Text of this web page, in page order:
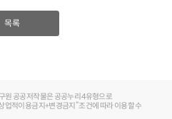
목록
원 공공저작물은 공공누리 4유형으로
업적이용금지+변경금지” 조건에 따라 이용할 수